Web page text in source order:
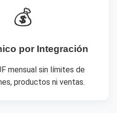
💰
por Integración
mensual sin límites de
productos ni ventas.